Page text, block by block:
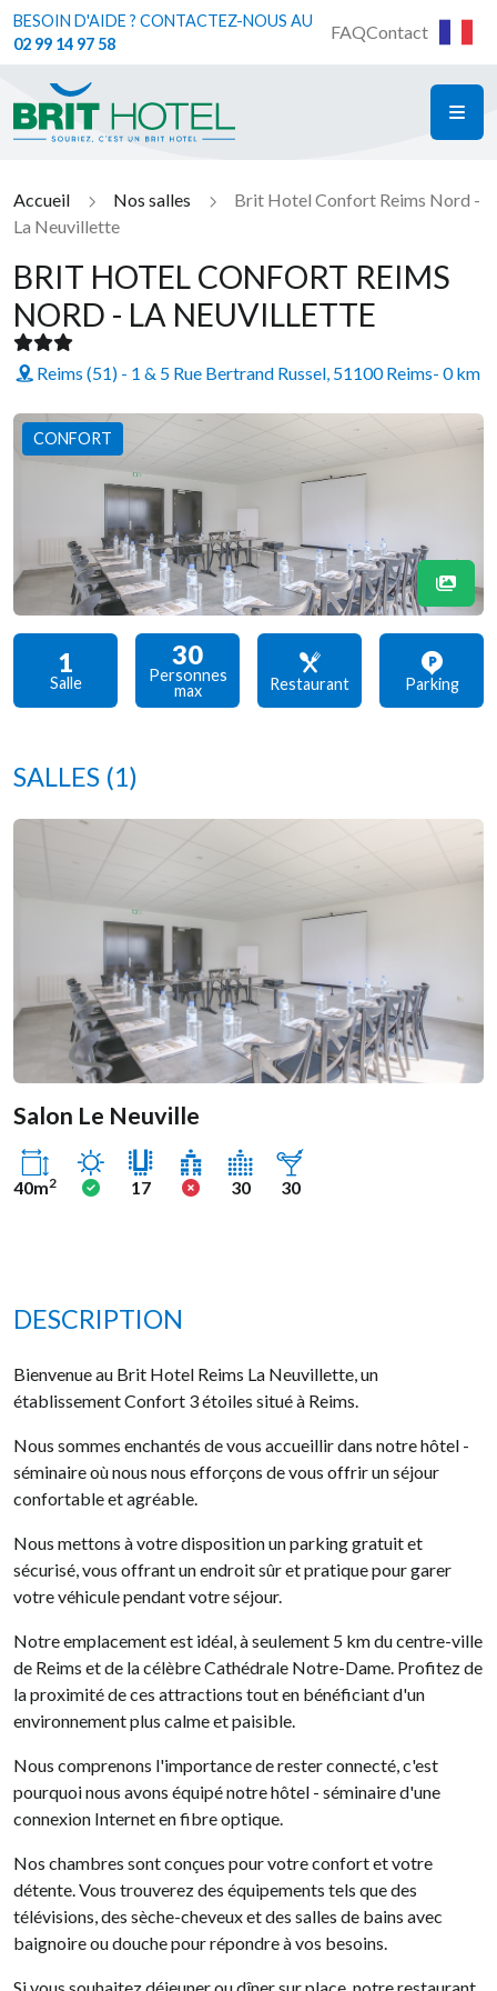
BESOIN D'AIDE ? CONTACTEZ-NOUS AU
02 99 14 97 58
FAQContact
Brit Hotel
Accueil Nos salles
Brit Hotel Confort Reims Nord -
La Neuvillette
BRIT HOTEL CONFORT REIMS
NORD - LA NEUVILLETTE
Reims (51) - 1 & 5 Rue Bertrand Russel, 51100 Reims- 0 km
CONFORT
1
Salle
30
Personnes
max
Restaurant Parking
SALLES (1)
Salon Le Neuville
40m2
Ensoleillé
Oui
17
Non
30
30
DESCRIPTION
Bienvenue au Brit Hotel Reims La Neuvillette, un
établissement Confort 3 étoiles situé à Reims.
Nous sommes enchantés de vous accueillir dans notre hôtel -
séminaire où nous nous efforçons de vous offrir un séjour
confortable et agréable.
Nous mettons à votre disposition un parking gratuit et
sécurisé, vous offrant un endroit sûr et pratique pour garer
votre véhicule pendant votre séjour.
Notre emplacement est idéal, à seulement 5 km du centre-ville
de Reims et de la célèbre Cathédrale Notre-Dame. Profitez de
la proximité de ces attractions tout en bénéficiant d'un
environnement plus calme et paisible.
Nous comprenons l'importance de rester connecté, c'est
pourquoi nous avons équipé notre hôtel - séminaire d'une
connexion Internet en fibre optique.
Nos chambres sont conçues pour votre confort et votre
détente. Vous trouverez des équipements tels que des
télévisions, des sèche-cheveux et des salles de bains avec
baignoire ou douche pour répondre à vos besoins.